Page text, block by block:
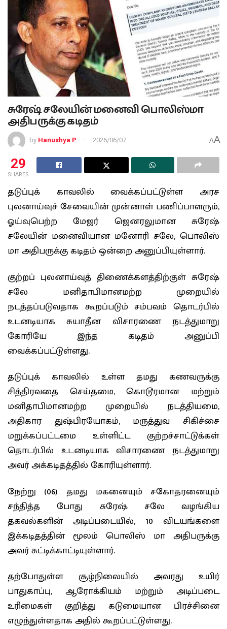
சுரேஷ் சலேயின் மனைவி பொலிஸ்மா
அதிபருக்கு கடிதம்
by Hanushya P 2026/06/07 AA
29
SHARES
தடுப்புக் காவலில் வைக்கப்பட்டுள்ள அரச
புலனாய்வுச் சேவையின் முன்னாள் பணிப்பாளரும்,
ஓய்வுபெற்ற மேஜர் ஜெனரலுமான சுரேஷ்
சலேயின் மனைவியான மனோரி சலே, பொலிஸ்
மா அதிபருக்கு கடிதம் ஒன்றை அனுப்பியுள்ளார்.
குற்றப் புலனாய்வுத் திணைக்களத்திற்குள் சுரேஷ்
சலே மனிதாபிமானமற்ற முறையில்
நடத்தப்படுவதாக கூறப்படும் சம்பவம் தொடர்பில்
உடனடியாக சுயாதீன விசாரணை நடத்துமாறு
கோரியே இந்த கடிதம் அனுப்பி
வைக்கப்பட்டுள்ளது.
தடுப்புக் காவலில் உள்ள தமது கணவருக்கு
சித்திரவதை செய்தமை, கொடூரமான மற்றும்
மனிதாபிமானமற்ற முறையில் நடத்தியமை,
அதிகார துஷ்பிரயோகம், மருத்துவ சிகிச்சை
மறுக்கப்பட்டமை உள்ளிட்ட குற்றச்சாட்டுக்கள்
தொடர்பில் உடனடியாக விசாரணை நடத்துமாறு
அவர் அக்கடிதத்தில் கோரியுள்ளார்.
நேற்று (06) தமது மகனையும் சகோதரனையும்
சந்தித்த போது சுரேஷ் சலே வழங்கிய
தகவல்களின் அடிப்படையில், 10 விடயங்களை
இக்கடிதத்தின் மூலம் பொலிஸ் மா அதிபருக்கு
அவர் சுட்டிக்காட்டியுள்ளார்.
தற்போதுள்ள சூழ்நிலையில் அவரது உயிர்
பாதுகாப்பு, ஆரோக்கியம் மற்றும் அடிப்படை
உரிமைகள் குறித்து கடுமையான பிரச்சினை
எழுந்துள்ளதாக அதில் கூறப்பட்டுள்ளது.